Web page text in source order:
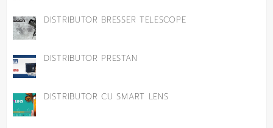
DISTRIBUTOR BRESSER TELESCOPE
DISTRIBUTOR PRESTAN
DISTRIBUTOR CU SMART LENS